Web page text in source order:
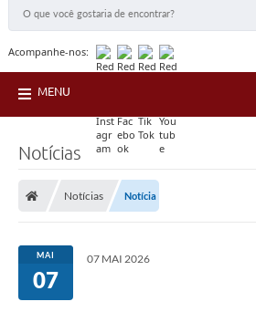
Acompanhe-nos:
MENU
Notícias
Notícias Notícia
MAI
07
07 MAI 2026